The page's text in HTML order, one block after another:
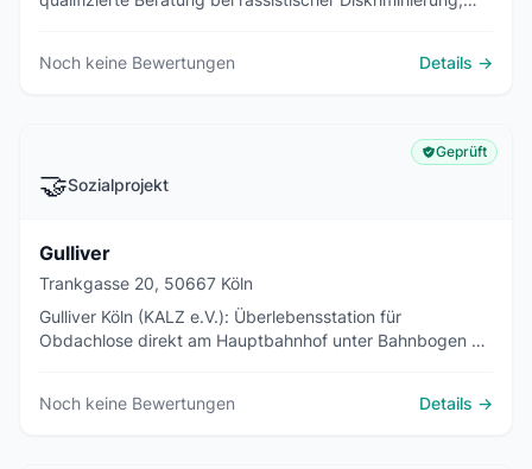
Noch keine Bewertungen
Details →
🤝Sozialprojekt
Geprüft
Gulliver
Trankgasse 20, 50667 Köln
Gulliver Köln (KALZ e.V.): Überlebensstation für
Obdachlose direkt am Hauptbahnhof unter Bahnbogen 1 -
Noch keine Bewertungen Details →